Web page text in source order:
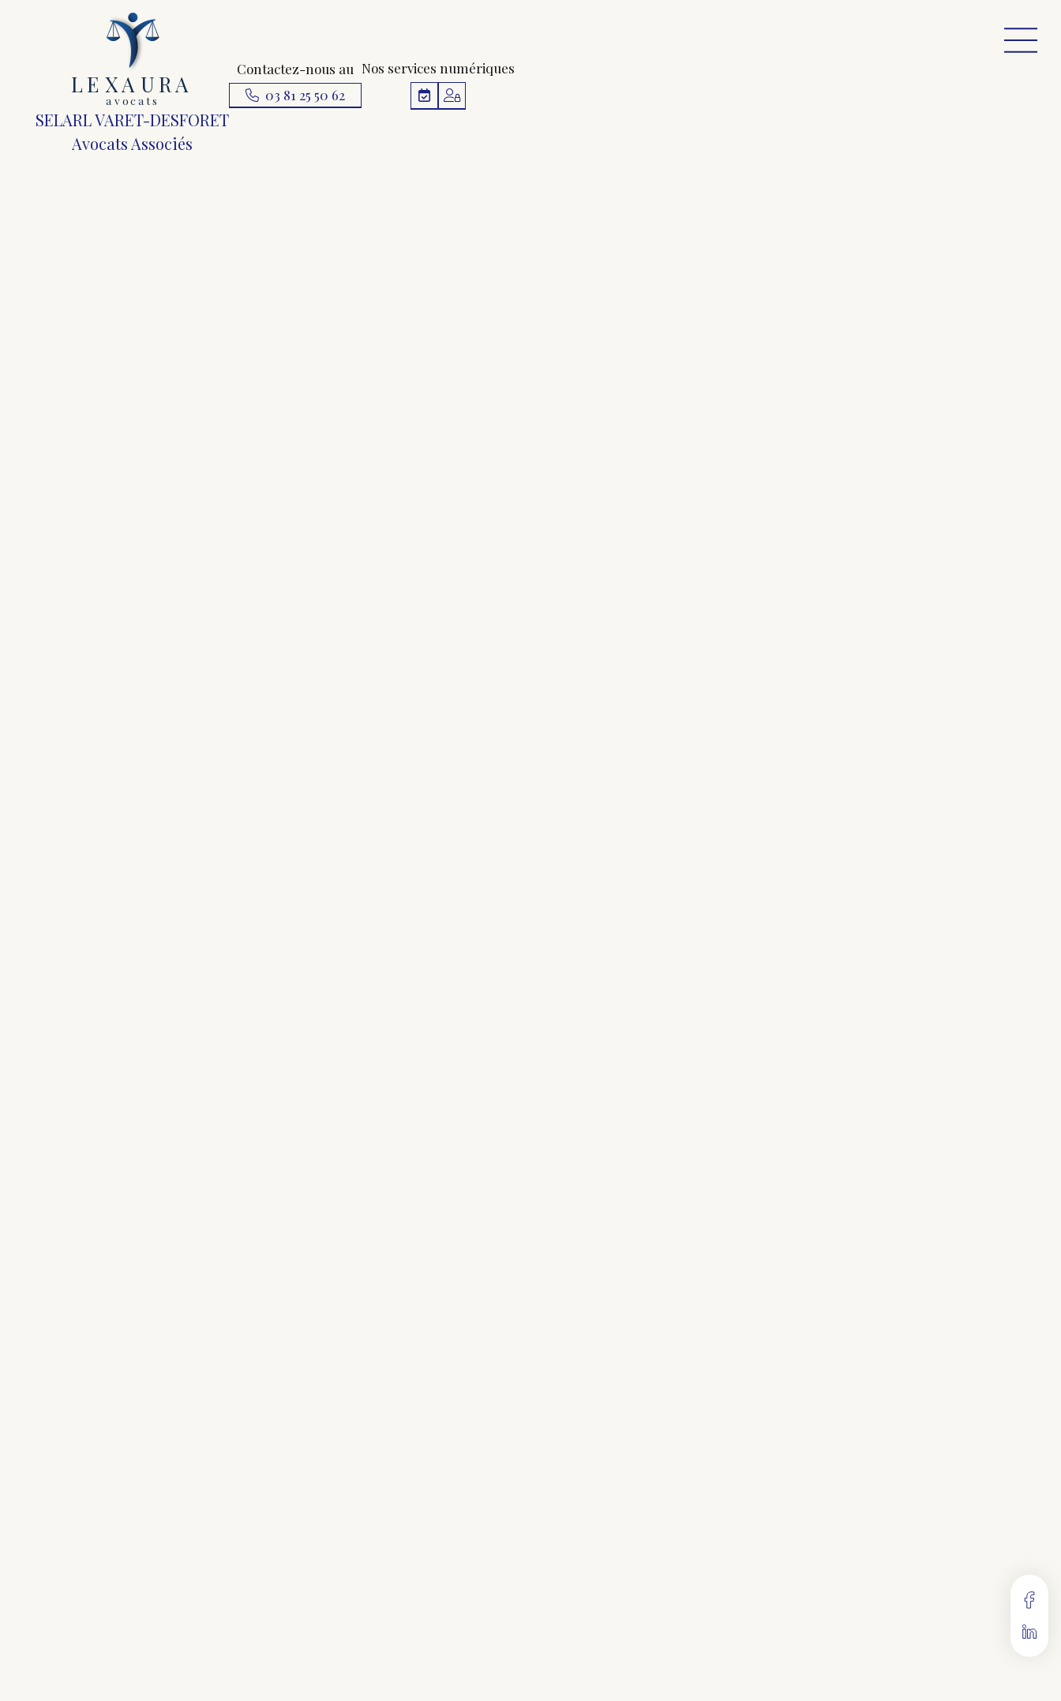
LE XA URA
a v ocats
SELARL VARET-DESFORET
Avocats Associés
Contactez-nous au
03 81 25 50 62
Nos services numériques